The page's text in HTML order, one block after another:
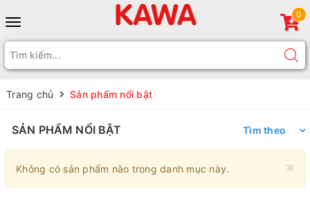
Toggle
navigation
0
Trang chủ Sản phẩm nổi bật
SẢN PHẨM NỔI BẬT Tìm theo
×
Không có sản phẩm nào trong danh mục này.